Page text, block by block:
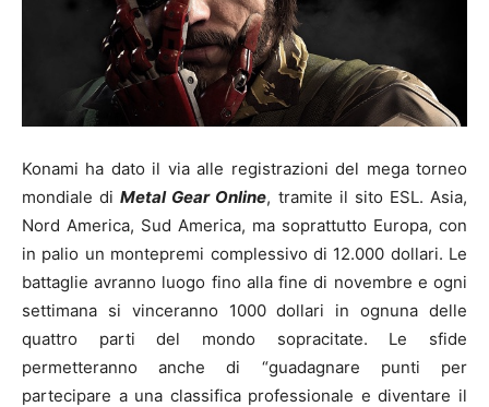
Konami ha dato il via alle registrazioni del mega torneo
mondiale diMetal Gear Online, tramite il sito ESL. Asia,
Nord America, Sud America, ma soprattutto Europa, con
in palio un montepremi complessivo di 12.000 dollari. Le
battaglie avranno luogo fino alla fine di novembre e ogni
settimana si vinceranno 1000 dollari in ognuna delle
quattro parti del mondo sopracitate. Le sfide
permetteranno anche di “guadagnare punti per
partecipare a una classifica professionale e diventare il